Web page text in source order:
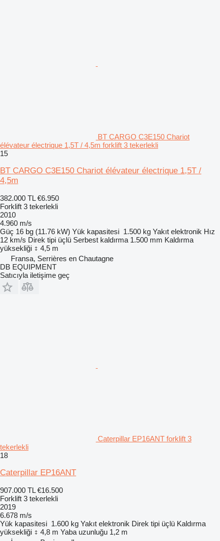
BT CARGO C3E150 Chariot
élévateur électrique 1,5T / 4,5m forklift 3 tekerlekli
15
BT CARGO C3E150 Chariot élévateur électrique 1,5T /
4,5m
382.000 TL €6.950
Forklift 3 tekerlekli
2010
4.960 m/s
Güç 16 bg (11.76 kW) Yük kapasitesi 1.500 kg Yakıt elektronik Hız
12 km/s Direk tipi üçlü Serbest kaldırma 1.500 mm Kaldırma
yüksekliği
4,5 m
Fransa, Serrières en Chautagne
DB EQUIPMENT
Satıcıyla iletişime geç
Caterpillar EP16ANT forklift 3
tekerlekli
18
Caterpillar EP16ANT
907.000 TL €16.500
Forklift 3 tekerlekli
2019
6.678 m/s
Yük kapasitesi 1.600 kg Yakıt elektronik Direk tipi üçlü Kaldırma
yüksekliği
4,8 m Yaba uzunluğu 1,2 m